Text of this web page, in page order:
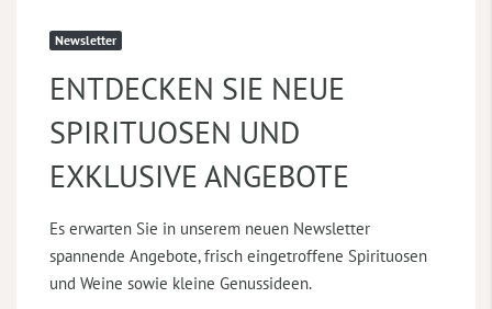
Newsletter
ENTDECKEN SIE NEUE
SPIRITUOSEN UND
EXKLUSIVE ANGEBOTE
Es erwarten Sie in unserem neuen Newsletter
spannende Angebote, frisch eingetroffene Spirituosen
und Weine sowie kleine Genussideen.